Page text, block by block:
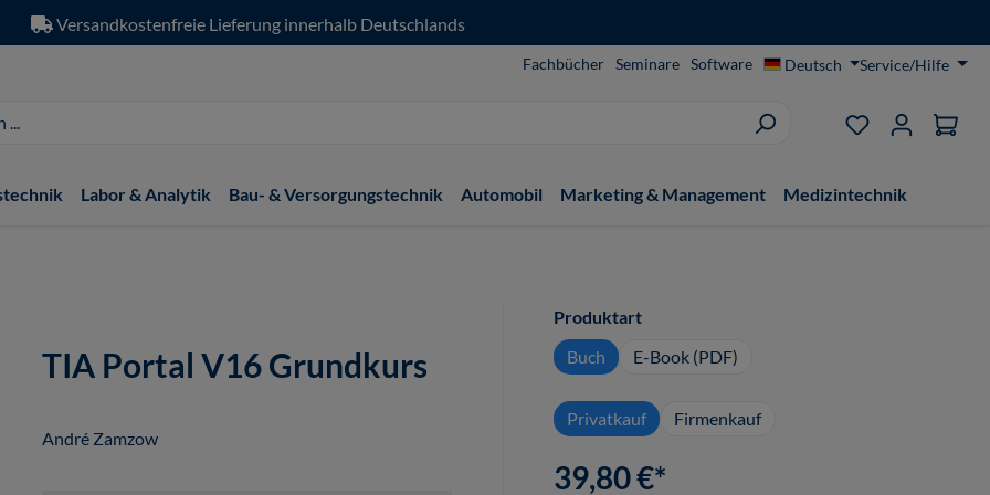
Versandkostenfreie Lieferung innerhalb Deutschlands
Fachbücher Seminare Software Deutsch Service/Hilfe
Du hast 0
Labor & Analytik Bau- & Versorgungstechnik Automobil Marketing & Management Medizintechnik
TIA Portal V16 Grundkurs
André Zamzow
Produktartauswählen
Buch
E-Book (PDF)
Privatkauf Firmenkauf
39,80 €*